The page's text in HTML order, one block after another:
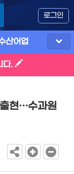
로그인
산어업
다.
현…수과원